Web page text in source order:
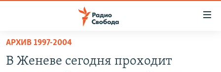
упрощенного
доступа
АРХИВ 1997-2004
В Женеве сегодня проходит